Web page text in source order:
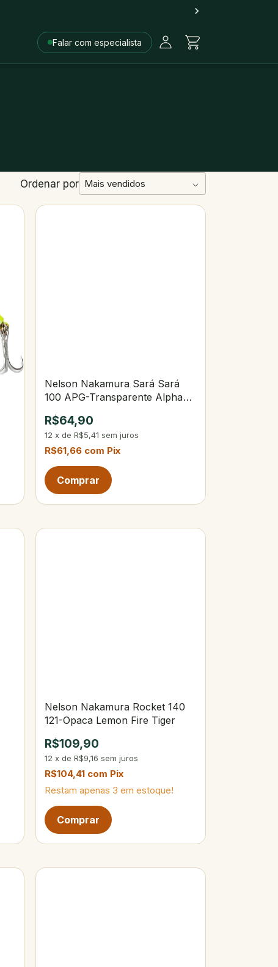
Falar com especialista
Ordenar por
Nelson Nakamura Sará Sará
100 APG-Transparente Alpha
R$64,90
12 x de R$5,41 sem juros
R$61,66 com Pix
Nelson Nakamura Rocket 140
121-Opaca Lemon Fire Tiger
R$109,90
12 x de R$9,16 sem juros
R$104,41 com Pix
Restam apenas 3 em estoque!